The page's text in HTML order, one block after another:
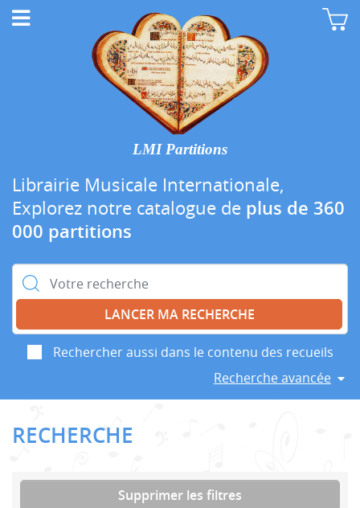
LMI Partitions
Librairie Musicale Internationale,
Explorez notre catalogue de plus de 360
000 partitions
Rechercher :
Rechercher aussi dans le contenu des recueils
Recherche avancée
RECHERCHE
Supprimer les filtres